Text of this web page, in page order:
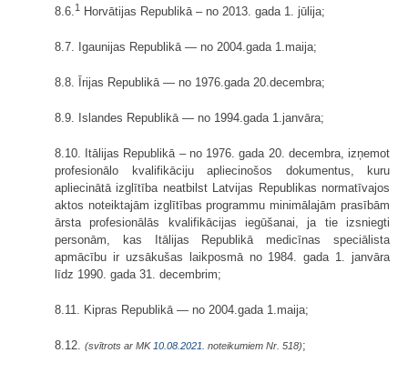
8.6. 1 Horvātijas Republikā – no 2013. gada 1. jūlija;
8.7. Igaunijas Republikā — no 2004.gada 1.maija;
8.8. Īrijas Republikā — no 1976.gada 20.decembra;
8.9. Islandes Republikā — no 1994.gada 1.janvāra;
8.10. Itālijas Republikā – no 1976. gada 20. decembra, izņemot
profesionālo kvalifikāciju apliecinošos dokumentus, kuru
apliecinātā izglītība neatbilst Latvijas Republikas normatīvajos
aktos noteiktajām izglītības programmu minimālajām prasībām
ārsta profesionālās kvalifikācijas iegūšanai, ja tie izsniegti
personām, kas Itālijas Republikā medicīnas speciālista
apmācību ir uzsākušas laikposmā no 1984. gada 1. janvāra
līdz 1990. gada 31. decembrim;
8.11. Kipras Republikā — no 2004.gada 1.maija;
8.12. (svītrots ar MK 10.08.2021. noteikumiem Nr. 518);